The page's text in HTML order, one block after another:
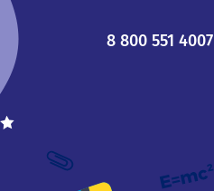
8 800 551 4007